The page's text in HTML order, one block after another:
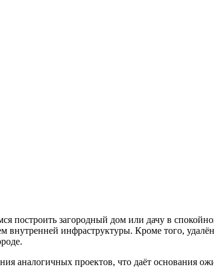
построить загородный дом или дачу в
инфраструктуры. Кроме того,
аналогичных проектов, что даёт основания